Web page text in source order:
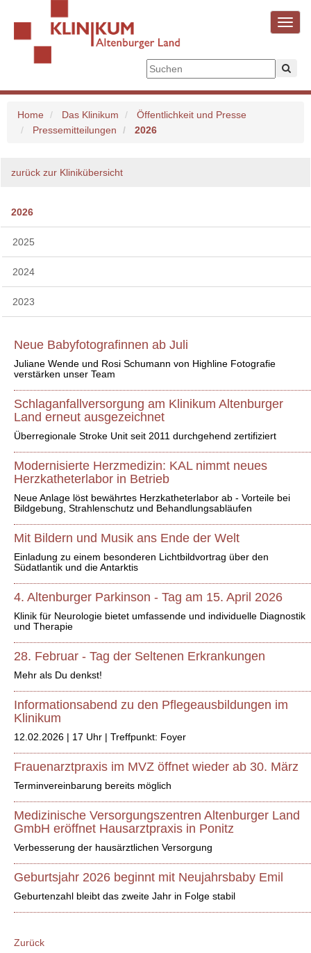
Home Das Klinikum
Öffentlichkeit und Presse
Pressemitteilungen
2026
zurück zur Klinikübersicht
2026
2025
2024
2023
Neue Babyfotografinnen ab Juli
Juliane Wende und Rosi Schumann von Highline Fotografie
verstärken unser Team
Schlaganfallversorgung am Klinikum Altenburger
Land erneut ausgezeichnet
Überregionale Stroke Unit seit 2011 durchgehend zertifiziert
Modernisierte Herzmedizin: KAL nimmt neues
Herzkatheterlabor in Betrieb
Neue Anlage löst bewährtes Herzkatheterlabor ab - Vorteile bei
Bildgebung, Strahlenschutz und Behandlungsabläufen
Mit Bildern und Musik ans Ende der Welt
Einladung zu einem besonderen Lichtbildvortrag über den
Südatlantik und die Antarktis
4. Altenburger Parkinson - Tag am 15. April 2026
Klinik für Neurologie bietet umfassende und individuelle Diagnostik
und Therapie
28. Februar - Tag der Seltenen Erkrankungen
Mehr als Du denkst!
Informationsabend zu den Pflegeausbildungen im
Klinikum
12.02.2026 | 17 Uhr | Treffpunkt: Foyer
Frauenarztpraxis im MVZ öffnet wieder ab 30. März
Terminvereinbarung bereits möglich
Medizinische Versorgungszentren Altenburger Land
GmbH eröffnet Hausarztpraxis in Ponitz
Verbesserung der hausärztlichen Versorgung
Geburtsjahr 2026 beginnt mit Neujahrsbaby Emil
Geburtenzahl bleibt das zweite Jahr in Folge stabil
Zurück